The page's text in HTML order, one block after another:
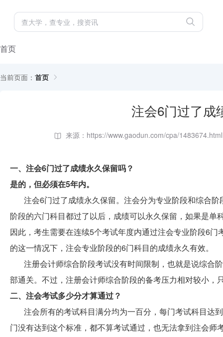
首页
当前页面： 首页
注会6门过了成
来源：https://www.gaodun.com/cpa/1483674.html
一、注会6门过了成绩永久保留吗？
是的，但必须在5年内。
注会6门过了成绩永久保留。注会分为专业阶段和综合
阶段的六门科目都过了以后，成绩可以永久保留，如果是
因此，考生需要在连续5个考试年度内通过注会专业阶段6
的这一情况下，注会专业阶段的6门科目的成绩永久有效。
注册会计师综合阶段考试没有时间限制，也就是说综合
部通关。不过，注册会计师综合阶段的备考压力相对较小
二、注会考试多少分才算通过？
注会所有的考试科目满分均为一百分，每门考试科目达
门没有达到这个标准，都不算考试通过，也无法拿到注会师